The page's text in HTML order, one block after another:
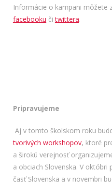
Informácie o kampani môžete
facebooku čitwittera.
Pripravujeme
Aj v tomto školskom roku
tvorivých workshopov, ktoré
a širokú verejnosť
a obciach Slovenska. V októbri
časť Slovenska a v novembri